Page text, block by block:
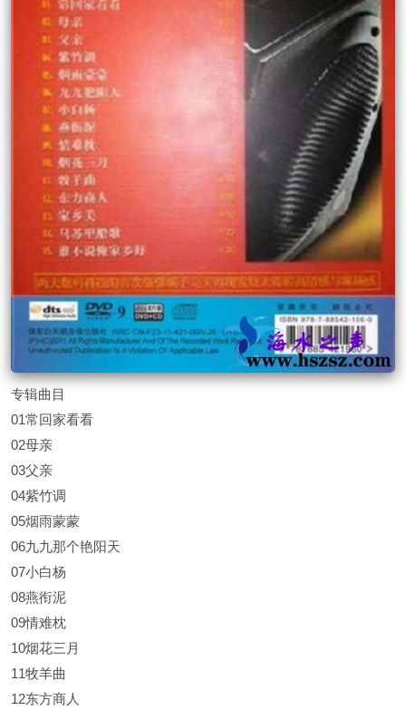
专辑曲目
01常回家看看
02母亲
03父亲
04紫竹调
05烟雨蒙蒙
06九九那个艳阳天
07小白杨
08燕衔泥
09情难枕
10烟花三月
11牧羊曲
12东方商人